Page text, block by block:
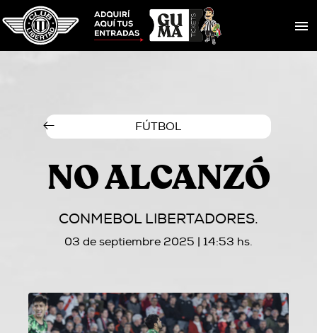
FÚTBOL
NO ALCANZÓ
CONMEBOL LIBERTADORES.
03 de septiembre 2025 | 14:53 hs.